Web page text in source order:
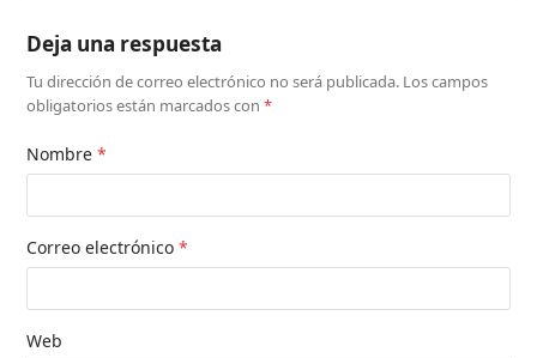
Deja una respuesta
Tu dirección de correo electrónico no será publicada. Los campos
obligatorios están marcados con*
Nombre*
Correo electrónico*
Web